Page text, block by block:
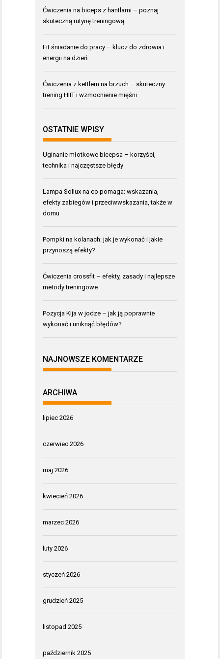
Ćwiczenia na biceps z hantlami – poznaj
skuteczną rutynę treningową
Fit śniadanie do pracy – klucz do zdrowia i
energii na dzień
Ćwiczenia z kettlem na brzuch – skuteczny
trening HIIT i wzmocnienie mięśni
OSTATNIE WPISY
Uginanie młotkowe bicepsa – korzyści,
technika i najczęstsze błędy
Lampa Sollux na co pomaga: wskazania,
efekty zabiegów i przeciwwskazania, także w
domu
Pompki na kolanach: jak je wykonać i jakie
przynoszą efekty?
Ćwiczenia crossfit – efekty, zasady i najlepsze
metody treningowe
Pozycja Kija w jodze – jak ją poprawnie
wykonać i uniknąć błędów?
NAJNOWSZE KOMENTARZE
ARCHIWA
lipiec 2026
czerwiec 2026
maj 2026
kwiecień 2026
marzec 2026
luty 2026
styczeń 2026
grudzień 2025
listopad 2025
październik 2025